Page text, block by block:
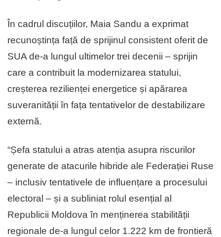
În cadrul discuțiilor, Maia Sandu a exprimat
recunoștința față de sprijinul consistent oferit de
SUA de-a lungul ultimelor trei decenii – sprijin
care a contribuit la modernizarea statului,
creșterea rezilienței energetice și apărarea
suveranității în fața tentativelor de destabilizare
externă.
“Șefa statului a atras atenția asupra riscurilor
generate de atacurile hibride ale Federației Ruse
– inclusiv tentativele de influențare a procesului
electoral – și a subliniat rolul esențial al
Republicii Moldova în menținerea stabilității
regionale de-a lungul celor 1.222 km de frontieră